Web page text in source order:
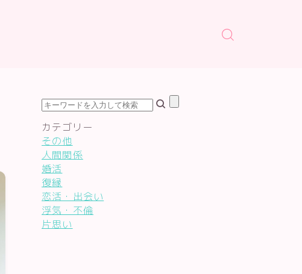
カテゴリー
その他
人間関係
婚活
復縁
恋活・出会い
浮気・不倫
片思い